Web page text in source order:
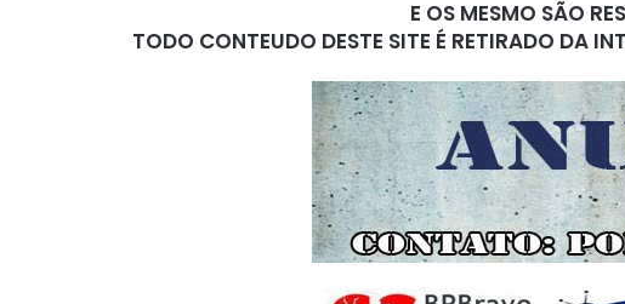
E OS MESMO SÃO
TODO CONTEUDO DESTE SITE É RETIRADO DA